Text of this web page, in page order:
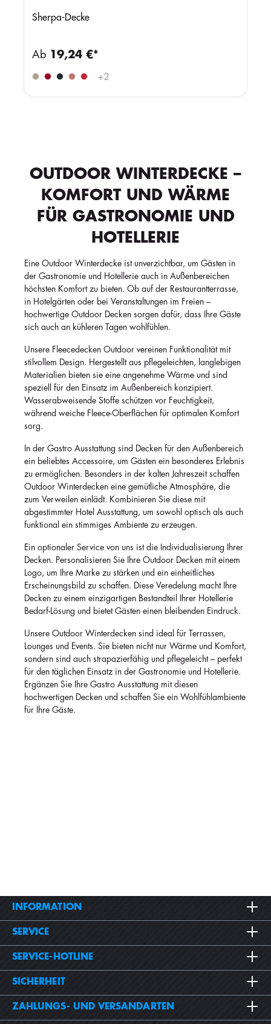
Sherpa-Decke
+2
Ab 19,24 €*
OUTDOOR WINTERDECKE –
KOMFORT UND WÄRME
FÜR GASTRONOMIE UND
HOTELLERIE
Eine Outdoor Winterdecke ist unverzichtbar, um Gästen in
der Gastronomie und Hotellerie auch in Außenbereichen
höchsten Komfort zu bieten. Ob auf der Restaurantterrasse,
in Hotelgärten oder bei Veranstaltungen im Freien –
hochwertige Outdoor Decken sorgen dafür, dass Ihre Gäste
sich auch an kühleren Tagen wohlfühlen.
Unsere Fleecedecken Outdoor vereinen Funktionalität mit
stilvollem Design. Hergestellt aus pflegeleichten, langlebigen
Materialien bieten sie eine angenehme Wärme und sind
speziell für den Einsatz im Außenbereich konzipiert.
Wasserabweisende Stoffe schützen vor Feuchtigkeit,
während weiche Fleece-Oberflächen für optimalen Komfort
sorg.
In der Gastro Ausstattung sind Decken für den Außenbereich
ein beliebtes Accessoire, um Gästen ein besonderes Erlebnis
zu ermöglichen. Besonders in der kalten Jahreszeit schaffen
Outdoor Winterdecken eine gemütliche Atmosphäre, die
zum Verweilen einlädt. Kombinieren Sie diese mit
abgestimmter Hotel Ausstattung, um sowohl optisch als auch
funktional ein stimmiges Ambiente zu erzeugen.
Ein optionaler Service von uns ist die Individualisierung Ihrer
Decken. Personalisieren Sie Ihre Outdoor Decken mit einem
Logo, um Ihre Marke zu stärken und ein einheitliches
Erscheinungsbild zu schaffen. Diese Veredelung macht Ihre
Decken zu einem einzigartigen Bestandteil Ihrer Hotellerie
Bedarf-Lösung und bietet Gästen einen bleibenden Eindruck.
Unsere Outdoor Winterdecken sind ideal für Terrassen,
Lounges und Events. Sie bieten nicht nur Wärme und Komfort,
sondern sind auch strapazierfähig und pflegeleicht – perfekt
für den täglichen Einsatz in der Gastronomie und Hotellerie.
Ergänzen Sie Ihre Gastro Ausstattung mit diesen
hochwertigen Decken und schaffen Sie ein Wohlfühlambiente
für Ihre Gäste.
INFORMATION
SERVICE
SERVICE-HOTLINE
SICHERHEIT
ZAHLUNGS- UND VERSANDARTEN